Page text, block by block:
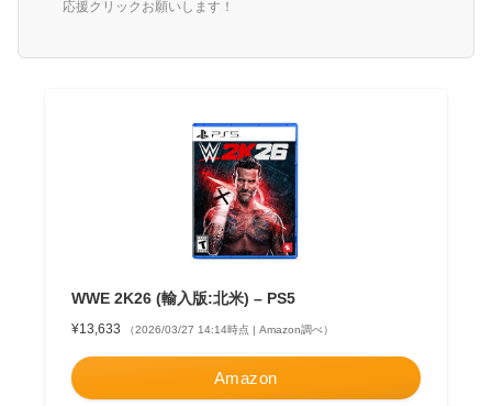
応援クリックお願いします！
WWE 2K26 (輸入版:北米) – PS5
¥13,633 （2026/03/27 14:14時点 | Amazon調べ）
Amazon